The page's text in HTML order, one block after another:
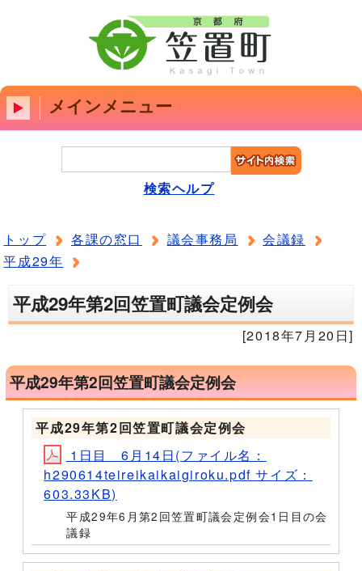
メインメニュー
検索ヘルプ
トップ 各課の窓口 議会事務局
会議録
平成29年
平成29年第2回笠置町議会定例会
[2018年7月20日]
平成29年第2回笠置町議会定例会
平成29年第2回笠置町議会定例会
1日目 6月14日(ファイル名：
h290614teireikaikaigiroku.pdf サイズ：
603.33KB)
平成29年6月第2回笠置町議会定例会1日目の会
議録